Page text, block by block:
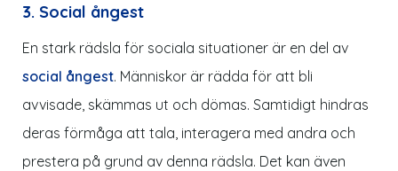
3. Social ångest
En stark rädsla för sociala situationer är en del av
social ångest. Människor är rädda för att bli
avvisade, skämmas ut och dömas. Samtidigt hindras
deras förmåga att tala, interagera med andra och
prestera på grund av denna rädsla. Det kan även